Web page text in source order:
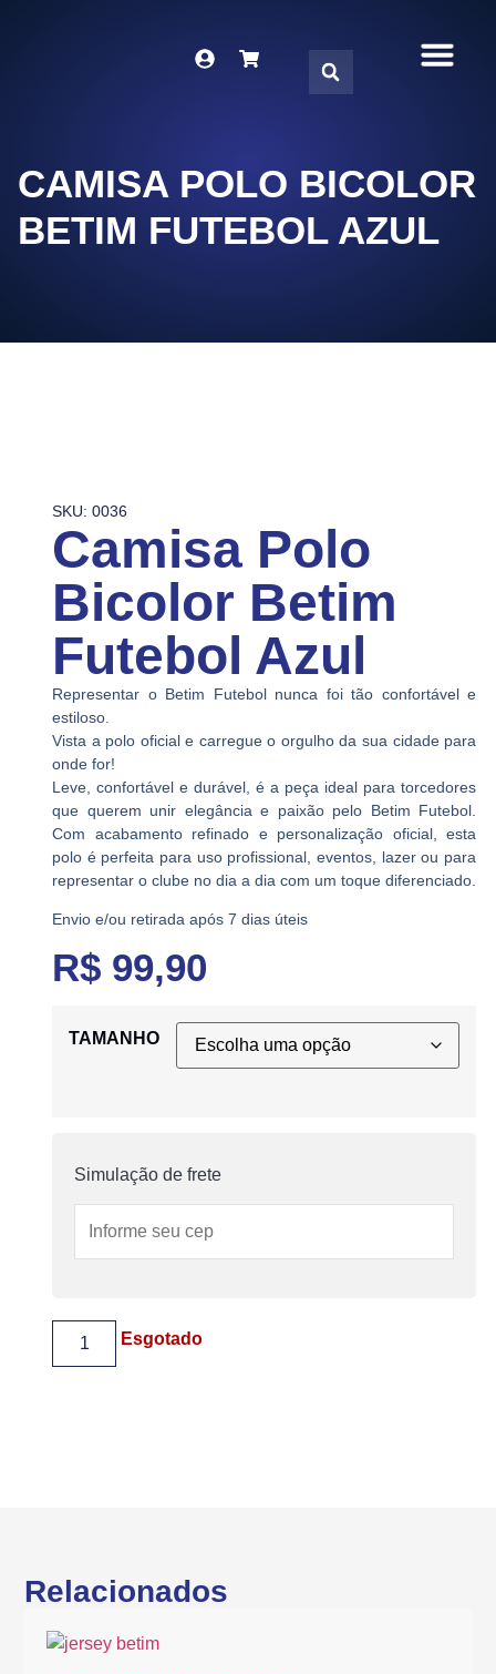
CAMISA POLO BICOLOR
BETIM FUTEBOL AZUL
SKU: 0036
Camisa Polo
Bicolor Betim
Futebol Azul
Representar o Betim Futebol nunca foi tão confortável e
estiloso.
Vista a polo oficial e carregue o orgulho da sua cidade para
onde for!
Leve, confortável e durável, é a peça ideal para torcedores
que querem unir elegância e paixão pelo Betim Futebol.
Com acabamento refinado e personalização oficial, esta
polo é perfeita para uso profissional, eventos, lazer ou para
representar o clube no dia a dia com um toque diferenciado.
Envio e/ou retirada após 7 dias úteis
R$ 99,90
TAMANHO
Simulação de frete
Esgotado
Relacionados